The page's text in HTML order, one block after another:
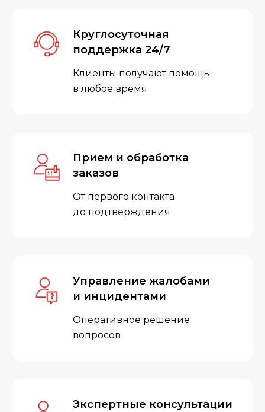
Круглосуточная
поддержка 24/7
Клиенты получают помощь
в любое время
Прием и обработка
заказов
От первого контакта
до подтверждения
Управление жалобами
и инцидентами
Оперативное решение
вопросов
Экспертные консультации